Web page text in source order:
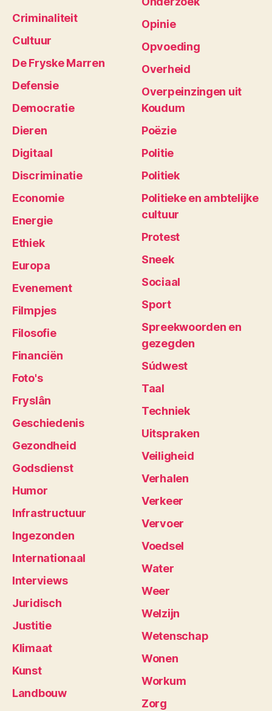
Criminaliteit
Cultuur
De Fryske Marren
Defensie
Democratie
Dieren
Digitaal
Discriminatie
Economie
Energie
Ethiek
Europa
Evenement
Filmpjes
Filosofie
Financiën
Foto's
Fryslân
Geschiedenis
Gezondheid
Godsdienst
Humor
Infrastructuur
Ingezonden
Internationaal
Interviews
Juridisch
Justitie
Klimaat
Kunst
Landbouw
Opinie
Opvoeding
Overheid
Overpeinzingen uit
Koudum
Poëzie
Politie
Politiek
Politieke en ambtelijke
cultuur
Protest
Sneek
Sociaal
Sport
Spreekwoorden en
gezegden
Súdwest
Taal
Techniek
Uitspraken
Veiligheid
Verhalen
Verkeer
Vervoer
Voedsel
Water
Weer
Welzijn
Wetenschap
Wonen
Workum
Zorg